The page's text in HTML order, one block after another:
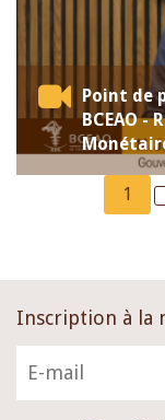
Point de
BCEAO -
page
1
Inscription à la